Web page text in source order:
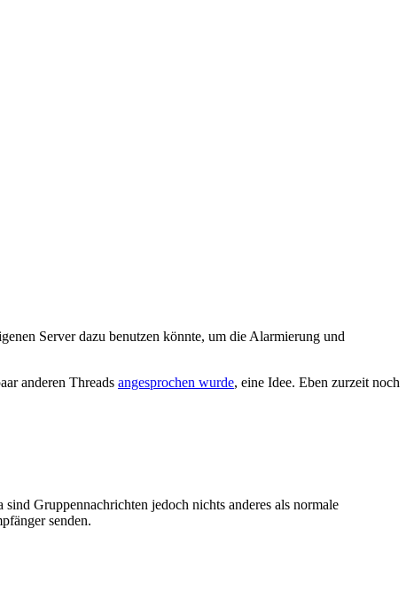
Server dazu benutzen könnte, um die Alarmierung und
anderen Threads angesprochen wurde, eine Idee. Eben zurzeit noch
Gruppennachrichten jedoch nichts anderes als normale
senden.